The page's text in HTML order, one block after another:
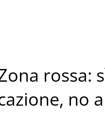
rossa:
no